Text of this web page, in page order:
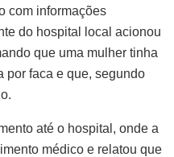
com informações
do hospital local acionou
que uma mulher tinha
por faca e que, segundo
até o hospital, onde a
médico e relatou que